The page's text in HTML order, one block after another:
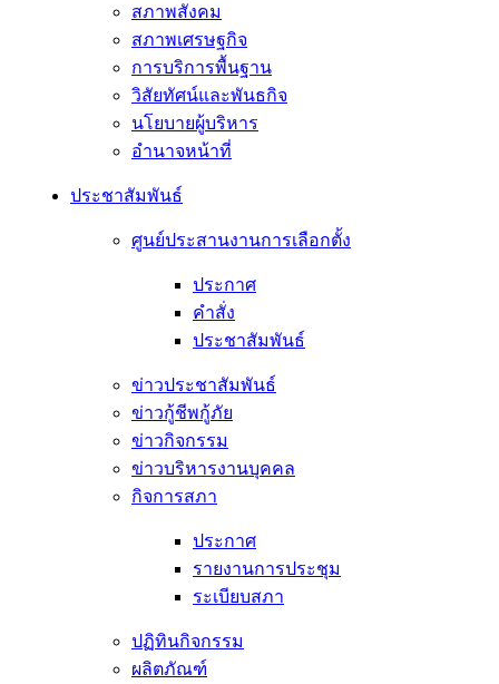
สภาพสังคม
สภาพเศรษฐกิจ
การบริการพื้นฐาน
วิสัยทัศน์และพันธกิจ
นโยบายผู้บริหาร
อํานาจหน้าที่
ประชาสัมพันธ์
ศูนย์ประสานงานการเลือกตั้ง
ประกาศ
คำสั่ง
ประชาสัมพันธ์
ข่าวประชาสัมพันธ์
ข่าวกู้ชีพกู้ภัย
ข่าวกิจกรรม
ข่าวบริหารงานบุคคล
กิจการสภา
ประกาศ
รายงานการประชุม
ระเบียบสภา
ปฏิทินกิจกรรม
ผลิตภัณฑ์